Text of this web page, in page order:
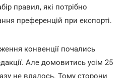
правил, які потрібно
преференцій при експорті.
конвенції почались
Але домовитись усім 25
не вдалось. Тому сторони